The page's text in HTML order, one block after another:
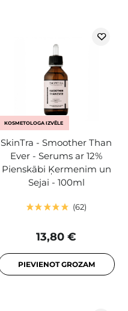
KOSMETOLOGA IZVĒLE
SkinTra - Smoother Than
Ever - Serums ar 12%
Pienskābi Ķermenim un
Sejai - 100ml
62
13,80 €
PIEVIENOT GROZAM